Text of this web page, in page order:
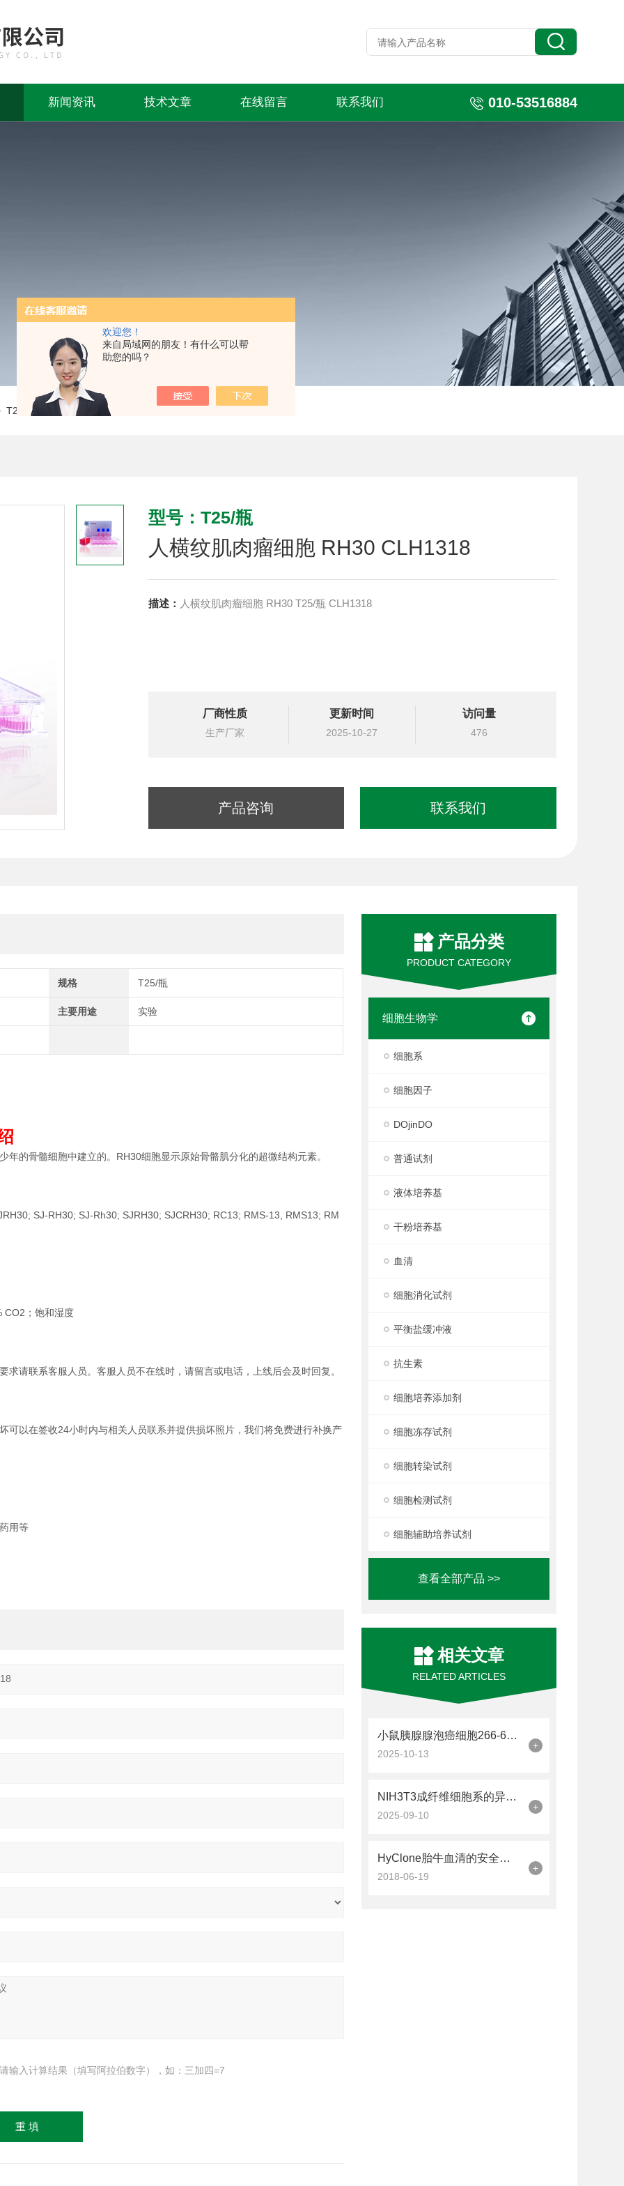
欢迎您！
来自局域网的朋友！有什么可以帮
助您的吗？
新闻资讯 技术文章 在线留言 联系我们 010-53516884
瓶人横纹肌肉瘤细胞 RH30 CLH1318
型号：T25/瓶
人横纹肌肉瘤细胞 RH30 CLH1318
描述： 人横纹肌肉瘤细胞 RH30 T25/瓶 CLH1318
厂商性质
生产厂家
更新时间
2025-10-27
访问量
476
产品咨询 联系我们
产品分类
PRODUCT CATEGORY
细胞生物学
细胞系
细胞因子
DOjinDO
普通试剂
液体培养基
干粉培养基
血清
细胞消化试剂
平衡盐缓冲液
抗生素
细胞培养添加剂
细胞冻存试剂
细胞转染试剂
细胞检测试剂
细胞辅助培养试剂
查看全部产品 >>
相关文章
RELATED ARTICLES
小鼠胰腺腺泡癌细胞266-6的培养和鉴定方法
2025-10-13
+
NIH3T3成纤维细胞系的异质性解析
2025-09-10
+
HyClone胎牛血清的安全性很重要
2018-06-19
+
规格 T25/瓶
主要用途 实验
的骨髓细胞中建立的。RH30细胞显示原始骨骼肌分化的超微结构元素。
SJ-RH30; SJ-Rh30; SJRH30; SJCRH30; RC13; RMS-13, RMS13; RM
CO2；饱和湿度
请联系客服人员。客服人员不在线时，请留言或电话，上线后会及时回复。
可以在签收24小时内与相关人员联系并提供损坏照片，我们将免费进行补换产
用等
请输入计算结果（填写阿拉伯数字），如：三加四=7